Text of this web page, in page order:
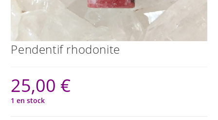
Pendentif rhodonite
25,00 €
1 en stock